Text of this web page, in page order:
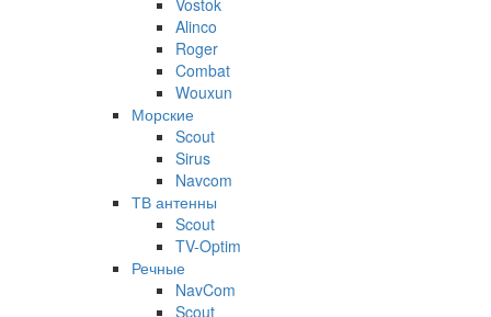
Alinco
Roger
Combat
Wouxun
Морские
Scout
Sirus
Navcom
ТВ антенны
Scout
TV-Optim
Речные
NavCom
Scout